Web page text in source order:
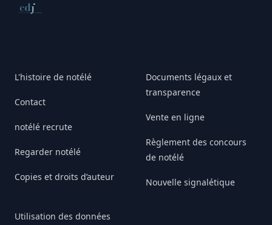
Conseil de déontologie journalistique
L'histoire de notélé
Contact
notélé recrute
Regarder notélé
Copies et droits d’auteur
Utilisation des données
Documents légaux et
transparence
Vente en ligne
Règlement des concours
de notélé
Nouvelle signalétique